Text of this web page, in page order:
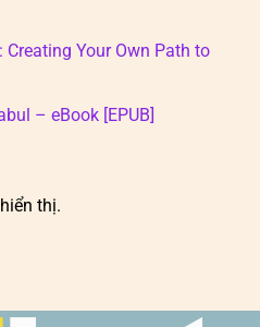
Your Own Path to
– eBook [EPUB]
thị.